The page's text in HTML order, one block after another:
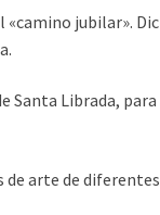
jubilar».
Santa Librada, para
arte de